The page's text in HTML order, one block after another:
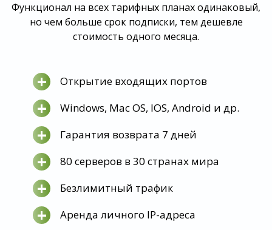
Функционал на всех тарифных планах одинаковый,
но чем больше срок подписки, тем дешевле
стоимость одного месяца.
+ Открытие входящих портов
+ Windows, Mac OS, IOS, Android и др.
+ Гарантия возврата 7 дней
+ 80 серверов в 30 странах мира
+ Безлимитный трафик
+ Аренда личного IP-адреса